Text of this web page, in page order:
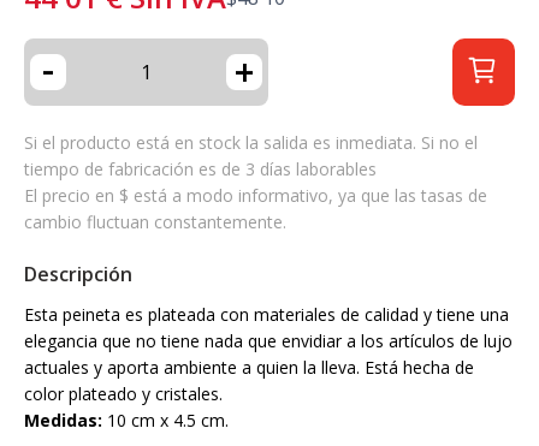
- +
Si el producto está en stock la salida es inmediata. Si no el
tiempo de fabricación es de 3 días laborables
El precio en $ está a modo informativo, ya que las tasas de
cambio fluctuan constantemente.
Descripción
Esta peineta es plateada con materiales de calidad y tiene una
elegancia que no tiene nada que envidiar a los artículos de lujo
actuales y aporta ambiente a quien la lleva. Está hecha de
color plateado y cristales.
Medidas: 10 cm x 4.5 cm.